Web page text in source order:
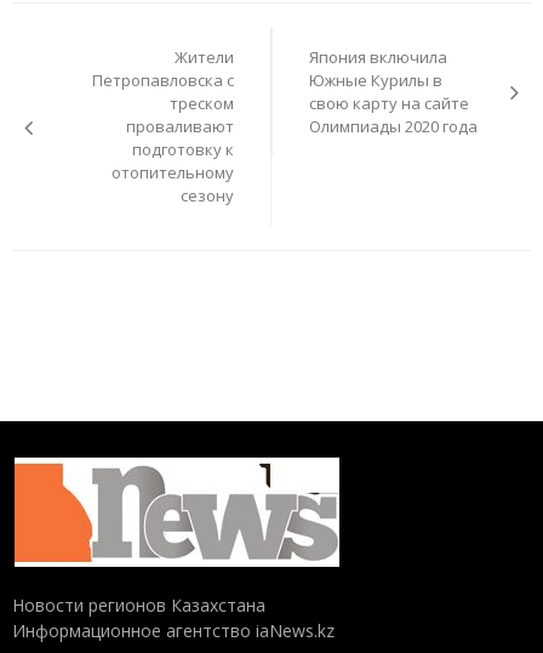
Жители
Петропавловска с
треском
проваливают
подготовку к
отопительному
сезону
Япония включила
Южные Курилы в
свою карту на сайте
Олимпиады 2020 года
Новости регионов Казахстана
Информационное агентство iaNews.kz